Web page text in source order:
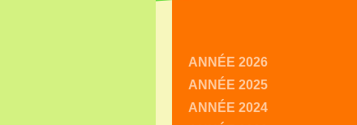
ANNÉE 2026
ANNÉE 2025
ANNÉE 2024